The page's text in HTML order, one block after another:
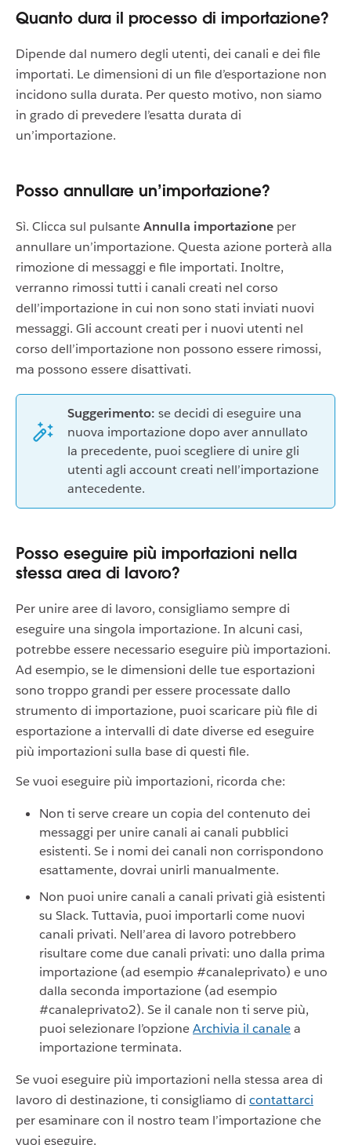
Quanto dura il processo di importazione?
Dipende dal numero degli utenti, dei canali e dei file
importati. Le dimensioni di un file d’esportazione non
incidono sulla durata. Per questo motivo, non siamo
in grado di prevedere l’esatta durata di
un’importazione.
Posso annullare un’importazione?
Sì. Clicca sul pulsanteAnnulla importazione per
annullare un’importazione. Questa azione porterà alla
rimozione di messaggi e file importati. Inoltre,
verranno rimossi tutti i canali creati nel corso
dell’importazione in cui non sono stati inviati nuovi
messaggi. Gli account creati per i nuovi utenti nel
corso dell’importazione non possono essere rimossi,
ma possono essere disattivati.
Suggerimento: se decidi di eseguire una
nuova importazione dopo aver annullato
la precedente, puoi scegliere di unire gli
utenti agli account creati nell’importazione
antecedente.
Posso eseguire più importazioni nella
stessa area di lavoro?
Per unire aree di lavoro, consigliamo sempre di
eseguire una singola importazione. In alcuni casi,
potrebbe essere necessario eseguire più importazioni.
Ad esempio, se le dimensioni delle tue esportazioni
sono troppo grandi per essere processate dallo
strumento di importazione, puoi scaricare più file di
esportazione a intervalli di date diverse ed eseguire
più importazioni sulla base di questi file.
Se vuoi eseguire più importazioni, ricorda che:
Non ti serve creare un copia del contenuto dei
messaggi per unire canali ai canali pubblici
esistenti. Se i nomi dei canali non corrispondono
esattamente, dovrai unirli manualmente.
Non puoi unire canali a canali privati già esistenti
su Slack. Tuttavia, puoi importarli come nuovi
canali privati. Nell’area di lavoro potrebbero
risultare come due canali privati: uno dalla prima
importazione (ad esempio #canaleprivato) e uno
dalla seconda importazione (ad esempio
#canaleprivato2). Se il canale non ti serve più,
puoi selezionare l’opzioneArchivia il canalea
importazione terminata.
Se vuoi eseguire più importazioni nella stessa area di
lavoro di destinazione, ti consigliamo di contattarci
per esaminare con il nostro team l’importazione che
vuoi eseguire.